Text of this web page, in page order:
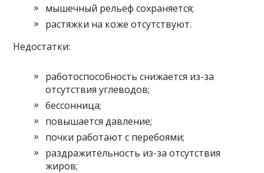
мышечный рельеф сохраняется;
растяжки на коже отсутствуют.
Недостатки:
работоспособность снижается из-за
отсутствия углеводов;
бессонница;
повышается давление;
почки работают с перебоями;
раздражительность из-за отсутствия
жиров;